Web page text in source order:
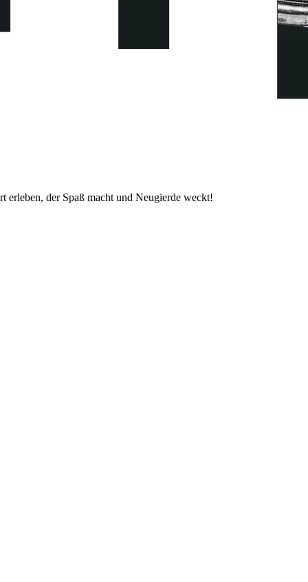
erleben, der Spaß macht und Neugierde weckt!